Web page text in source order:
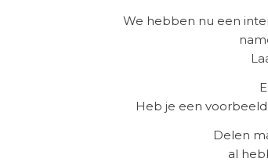
We hebben nu een
Heb je een
Delen
al